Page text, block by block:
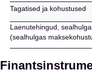
Tagatised ja kohustused
Laenutehingud,
(sealhulgas